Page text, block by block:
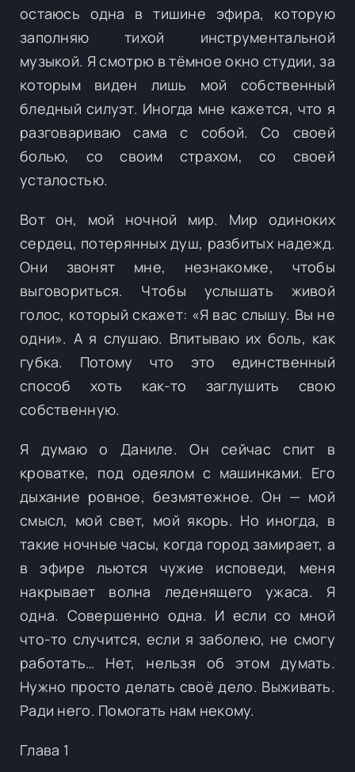
остаюсь одна в тишине эфира, которую
заполняю тихой инструментальной
музыкой. Я смотрю в тёмное окно студии, за
которым виден лишь мой собственный
бледный силуэт. Иногда мне кажется, что я
разговариваю сама с собой. Со своей
болью, со своим страхом, со своей
усталостью.
Вот он, мой ночной мир. Мир одиноких
сердец, потерянных душ, разбитых надежд.
Они звонят мне, незнакомке, чтобы
выговориться. Чтобы услышать живой
голос, который скажет: «Я вас слышу. Вы не
одни». А я слушаю. Впитываю их боль, как
губка. Потому что это единственный
способ хоть как-то заглушить свою
собственную.
Я думаю о Даниле. Он сейчас спит в
кроватке, под одеялом с машинками. Его
дыхание ровное, безмятежное. Он — мой
смысл, мой свет, мой якорь. Но иногда, в
такие ночные часы, когда город замирает, а
в эфире льются чужие исповеди, меня
накрывает волна леденящего ужаса. Я
одна. Совершенно одна. И если со мной
что-то случится, если я заболею, не смогу
работать… Нет, нельзя об этом думать.
Нужно просто делать своё дело. Выживать.
Ради него. Помогать нам некому.
Глава 1